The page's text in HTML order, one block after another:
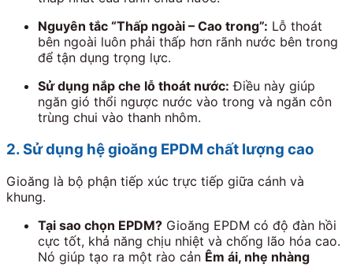
Nguyên tắc “Thấp ngoài – Cao trong”: Lỗ thoát
bên ngoài luôn phải thấp hơn rãnh nước bên trong
để tận dụng trọng lực.
Sử dụng nắp che lỗ thoát nước: Điều này giúp
ngăn gió thổi ngược nước vào trong và ngăn côn
trùng chui vào thanh nhôm.
2. Sử dụng hệ gioăng EPDM chất lượng cao
Gioăng là bộ phận tiếp xúc trực tiếp giữa cánh và
khung.
Tại sao chọn EPDM? Gioăng EPDM có độ đàn hồi
cực tốt, khả năng chịu nhiệt và chống lão hóa cao.
Nó giúp tạo ra một rào cản Êm ái, nhẹ nhàng